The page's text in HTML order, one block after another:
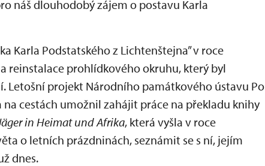
náš dlouhodobý zájem o postavu Karla
Karla Podstatského z Lichtenštejna” v roce
reinstalace prohlídkového okruhu, který byl
Letošní projekt Národního památkového ústavu Po
cestách umožnil zahájit práce na překladu knihy
in Heimat und Afrika, která vyšla v roce
o letních prázdninách, seznámit se s ní, jejím
dnes.